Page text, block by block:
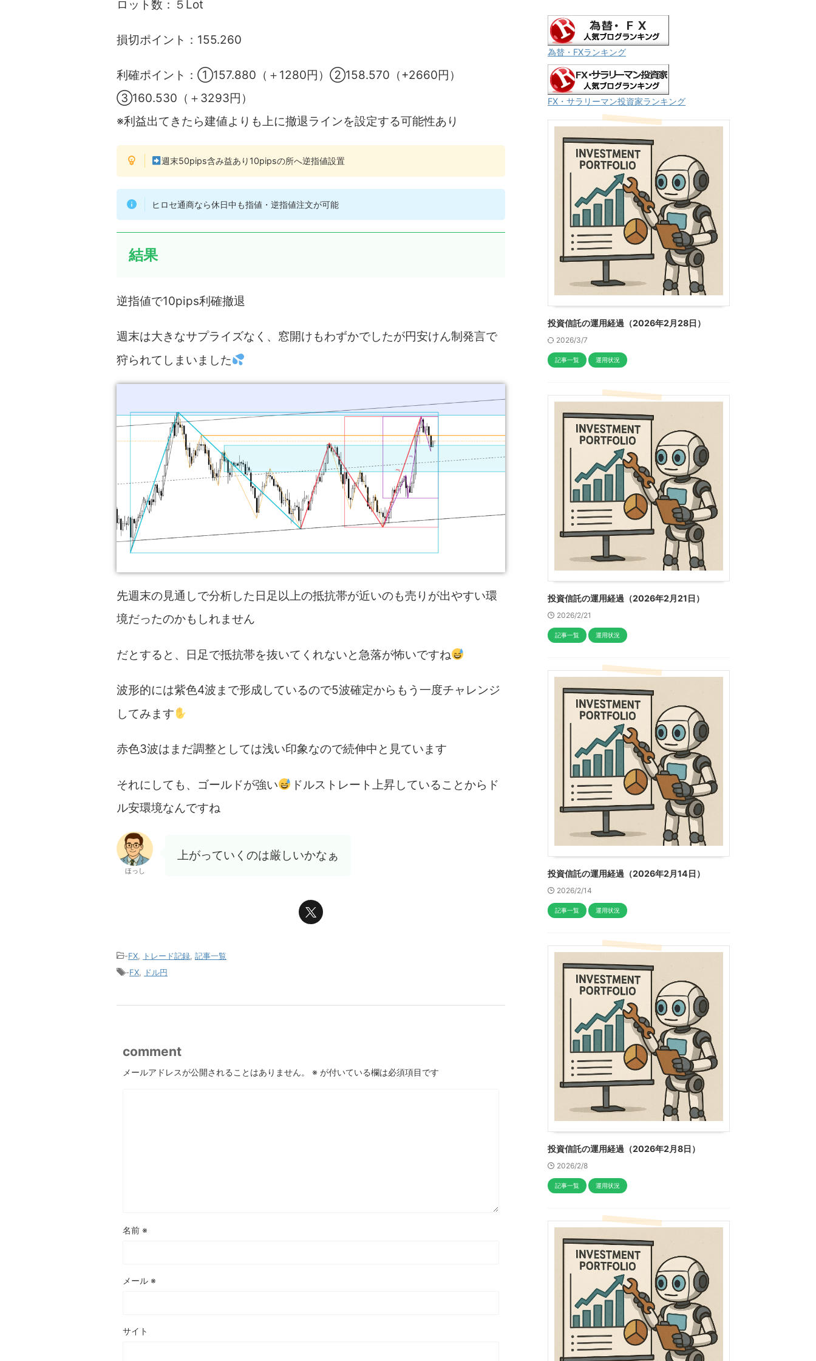
ロット数：５Lot
損切ポイント：155.260
利確ポイント：①157.880（＋1280円）②158.570（+2660円）
③160.530（＋3293円）
※利益出てきたら建値よりも上に撤退ラインを設定する可能性あり
週末50pips含み益あり10pipsの所へ逆指値設置
ヒロセ通商なら休日中も指値・逆指値注文が可能
結果
逆指値で10pips利確撤退
週末は大きなサプライズなく、窓開けもわずかでしたが円安けん制発言で
狩られてしまいました
先週末の見通しで分析した日足以上の抵抗帯が近いのも売りが出やすい環
境だったのかもしれません
だとすると、日足で抵抗帯を抜いてくれないと急落が怖いですね
波形的には紫色4波まで形成しているので5波確定からもう一度チャレンジ
してみます
赤色3波はまだ調整としては浅い印象なので続伸中と見ています
それにしても、ゴールドが強い
ドルストレート上昇していることからド
ル安環境なんですね
ほっし
上がっていくのは厳しいかなぁ
-FX トレード記録 記事一覧
-FX ドル円
comment
メールアドレスが公開されることはありません。 ※ が付いている欄は必須項目です
名前 ※
メール ※
サイト
為替・FXランキング
FX・サラリーマン投資家ランキング
投資信託の運用経過（2026年2月28日）
2026/3/7
記事一覧 運用状況
投資信託の運用経過（2026年2月21日）
2026/2/21
記事一覧 運用状況
投資信託の運用経過（2026年2月14日）
2026/2/14
記事一覧 運用状況
投資信託の運用経過（2026年2月8日）
2026/2/8
記事一覧 運用状況